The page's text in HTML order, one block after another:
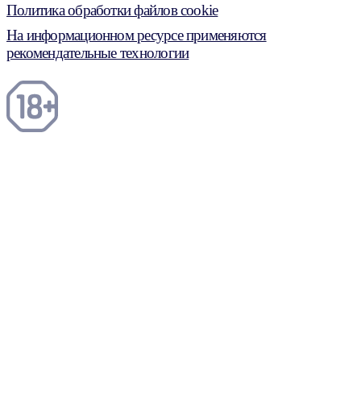
Политика обработки файлов cookie
На информационном ресурсе применяются
рекомендательные технологии